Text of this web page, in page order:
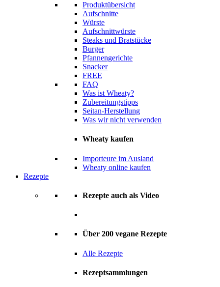
Produktübersicht
Aufschnitte
Würste
Aufschnittwürste
Steaks und Bratstücke
Burger
Pfannengerichte
Snacker
FREE
FAQ
Was ist Wheaty?
Zubereitungstipps
Seitan-Herstellung
Was wir nicht verwenden
Wheaty kaufen
Importeure im Ausland
Wheaty online kaufen
Rezepte
Rezepte auch als Video
Über 200 vegane Rezepte
Alle Rezepte
Rezeptsammlungen